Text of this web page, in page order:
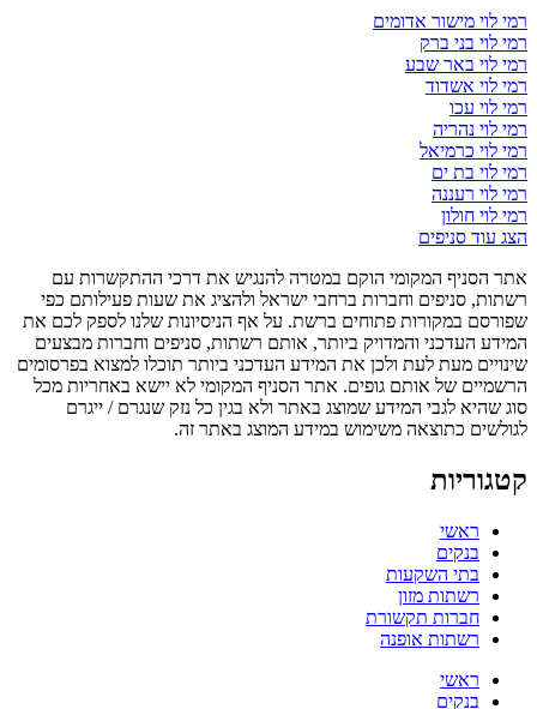
רמי לוי מישור אדומים
רמי לוי בני ברק
רמי לוי באר שבע
רמי לוי אשדוד
רמי לוי עכו
רמי לוי נהריה
רמי לוי כרמיאל
רמי לוי בת ים
רמי לוי רעננה
רמי לוי חולון
הצג עוד סניפים
אתר הסניף המקומי הוקם במטרה להנגיש את דרכי ההתקשרות עם
רשתות, סניפים וחברות ברחבי ישראל ולהציג את שעות פעילותם כפי
שפורסם במקורות פתוחים ברשת. על אף הניסיונות שלנו לספק לכם את
המידע העדכני והמדויק ביותר, אותם רשתות, סניפים וחברות מבצעים
שינויים מעת לעת ולכן את המידע העדכני ביותר תוכלו למצוא בפרסומים
הרשמיים של אותם גופים. אתר הסניף המקומי לא יישא באחריות מכל
סוג שהיא לגבי המידע שמוצג באתר ולא בגין כל נזק שנגרם / ייגרם
לגולשים כתוצאה משימוש במידע המוצג באתר זה.
קטגוריות
ראשי
בנקים
בתי השקעות
רשתות מזון
חברות תקשורת
רשתות אופנה
ראשי
בנקים